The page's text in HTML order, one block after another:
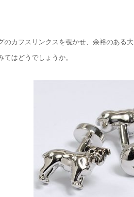
のカフスリンクスを覗かせ、余裕のある
はどうでしょうか。